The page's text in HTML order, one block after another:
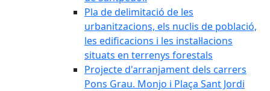
Pla de delimitació de les
urbanitzacions, els nuclis de població,
les edificacions i les instal·lacions
situats en terrenys forestals
Projecte d'arranjament dels carrers
Pons Grau. Monjo i Plaça Sant Jordi